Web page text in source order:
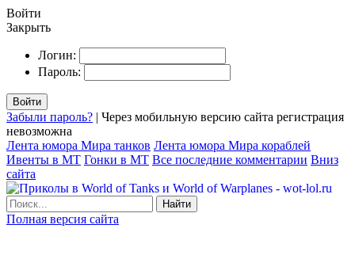
Войти
Закрыть
Логин:
Пароль:
Войти
Забыли пароль? | Через мобильную версию сайта регистрация
невозможна
Лента юмора Мира танков Лента юмора Мира кораблей
Ивенты в МТ Гонки в МТ Все последние комментарии Вниз
сайта
Найти
Полная версия сайта